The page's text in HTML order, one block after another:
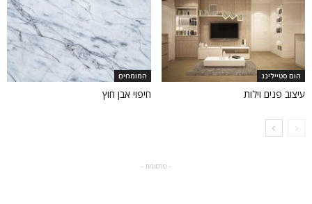
הום סטיילינג
עיצוב פנים וילות
המומחים
חיפוי אבן חוץ
- פרסומת -